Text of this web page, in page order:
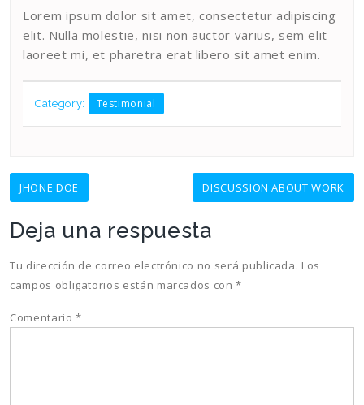
Lorem ipsum dolor sit amet, consectetur adipiscing
elit. Nulla molestie, nisi non auctor varius, sem elit
laoreet mi, et pharetra erat libero sit amet enim.
Category: Testimonial
Navegación
de
entradas
JHONE DOE DISCUSSION ABOUT WORK
Deja una respuesta
Tu dirección de correo electrónico no será publicada. Los
campos obligatorios están marcados con*
Comentario*